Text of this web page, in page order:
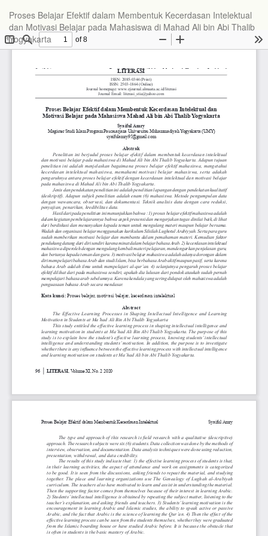
Proses Belajar Efektif dalam Membentuk Kecerdasan Intelektual
dan Motivasi Belajar pada Mahasiswa di Mahad Ali bin Abi Thalib
Yogyakarta